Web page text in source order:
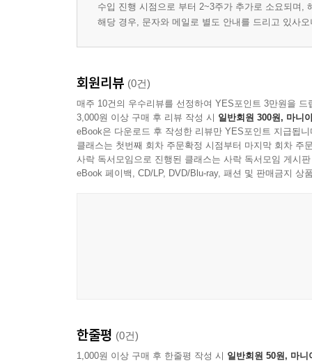
수입 진행 시점으로 부터 2~3주가 추가로 소요되며,
해당 경우, 문자와 메일로 별도 안내를 드리고 있사
회원리뷰 (0건)
매주 10건의 우수리뷰를 선정하여 YES포인트 3만원을 드
3,000원 이상 구매 후 리뷰 작성 시 일반회원 300원, 마니
eBook은 다운로드 후 작성한 리뷰만 YES포인트 지급됩니
클래스는 첫번째 회차 주문확정 시점부터 마지막 회차 주
사락 독서모임으로 진행된 클래스는 사락 독서모임 게시
eBook 페이백, CD/LP, DVD/Blu-ray, 패션 및 판매금지 상
한줄평 (0건)
1,000원 이상 구매 후 한줄평 작성 시 일반회원 50원, 마니